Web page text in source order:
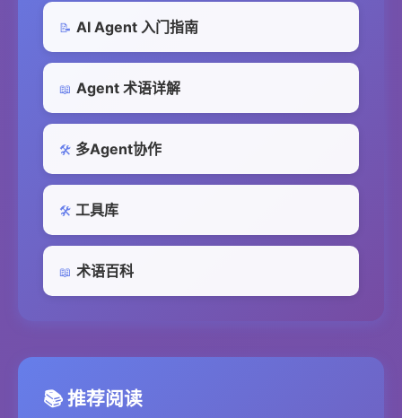
📝 AI Agent 入门指南
📖 Agent 术语详解
🛠️ 多Agent协作
🛠️ 工具库
📖 术语百科
📚 推荐阅读